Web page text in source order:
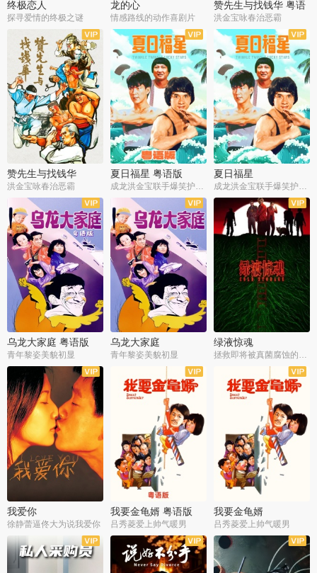
终极恋人
探寻爱情的终极之谜
龙的心
情感路线的动作喜剧片
赞先生与找钱华 粤语
版
洪金宝咏春治恶霸
赞先生与找钱华
洪金宝咏春治恶霸
夏日福星 粤语版
成龙洪金宝联手爆笑护美女
夏日福星
成龙洪金宝联手爆笑护美女
乌龙大家庭 粤语版
青年黎姿美貌初显
乌龙大家庭
青年黎姿美貌初显
绿液惊魂
拯救即将被真菌腐蚀的世界
我爱你
徐静蕾逼佟大为说我爱你
我要金龟婿 粤语版
吕秀菱爱上帅气暖男
我要金龟婿
吕秀菱爱上帅气暖男